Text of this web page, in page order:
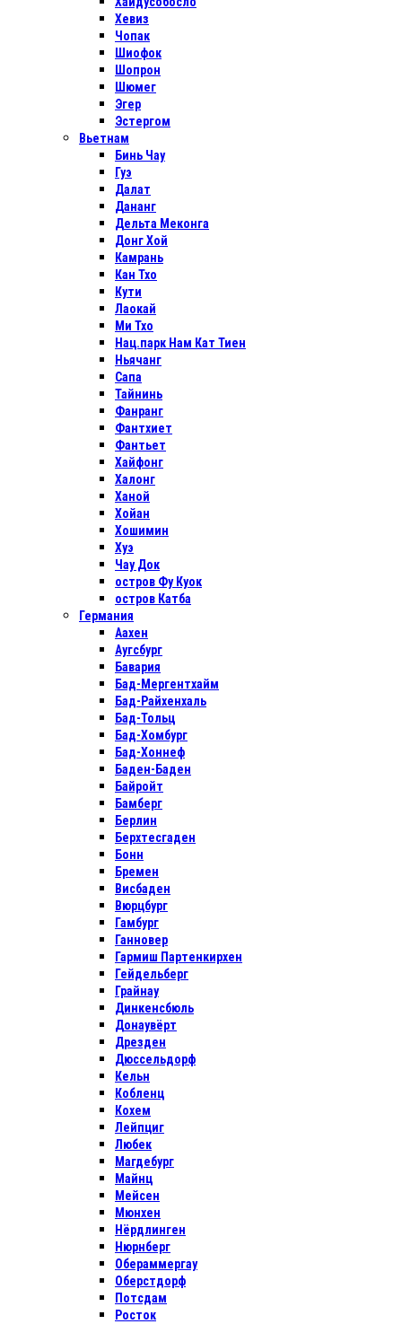
Хевиз
Чопак
Шиофок
Шопрон
Шюмег
Эгер
Эстергом
Вьетнам
Бинь Чау
Гуэ
Далат
Дананг
Дельта Меконга
Донг Хой
Камрань
Кан Тхо
Кути
Лаокай
Ми Тхо
Нац.парк Нам Кат Тиен
Ньячанг
Сапа
Тайнинь
Фанранг
Фантхиет
Фантьет
Хайфонг
Халонг
Ханой
Хойан
Хошимин
Хуэ
Чау Док
остров Фу Куок
остров Катба
Германия
Аахен
Аугсбург
Бавария
Бад-Мергентхайм
Бад-Райхенхаль
Бад-Тольц
Бад-Хомбург
Бад-Хоннеф
Баден-Баден
Байройт
Бамберг
Берлин
Берхтесгаден
Бонн
Бремен
Висбаден
Вюрцбург
Гамбург
Ганновер
Гармиш Партенкирхен
Гейдельберг
Грайнау
Динкенсбюль
Донаувёрт
Дрезден
Дюссельдорф
Кельн
Кобленц
Кохем
Лейпциг
Любек
Магдебург
Майнц
Мейсен
Мюнхен
Нёрдлинген
Нюрнберг
Обераммергау
Оберстдорф
Потсдам
Росток